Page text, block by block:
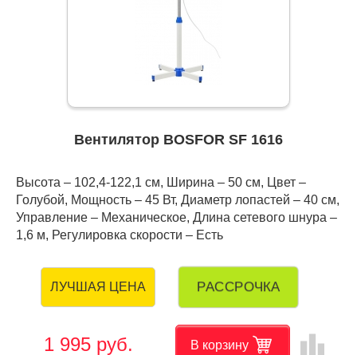
Вентилятор BOSFOR SF 1616
Высота – 102,4-122,1 см, Ширина – 50 см, Цвет –
Голубой, Мощность – 45 Вт, Диаметр лопастей – 40 см,
Управление – Механическое, Длина сетевого шнура –
1,6 м, Регулировка скорости – Есть
ЛУЧШАЯ ЦЕНА РАССРОЧКА
1 995 руб. В корзину leaderboard